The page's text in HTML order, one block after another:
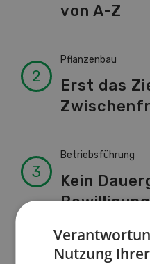
von A-Z
Pflanzenbau
Erst das
Betriebsführung
Kein
Bewilligung
Pflanzenbau
Nutzung